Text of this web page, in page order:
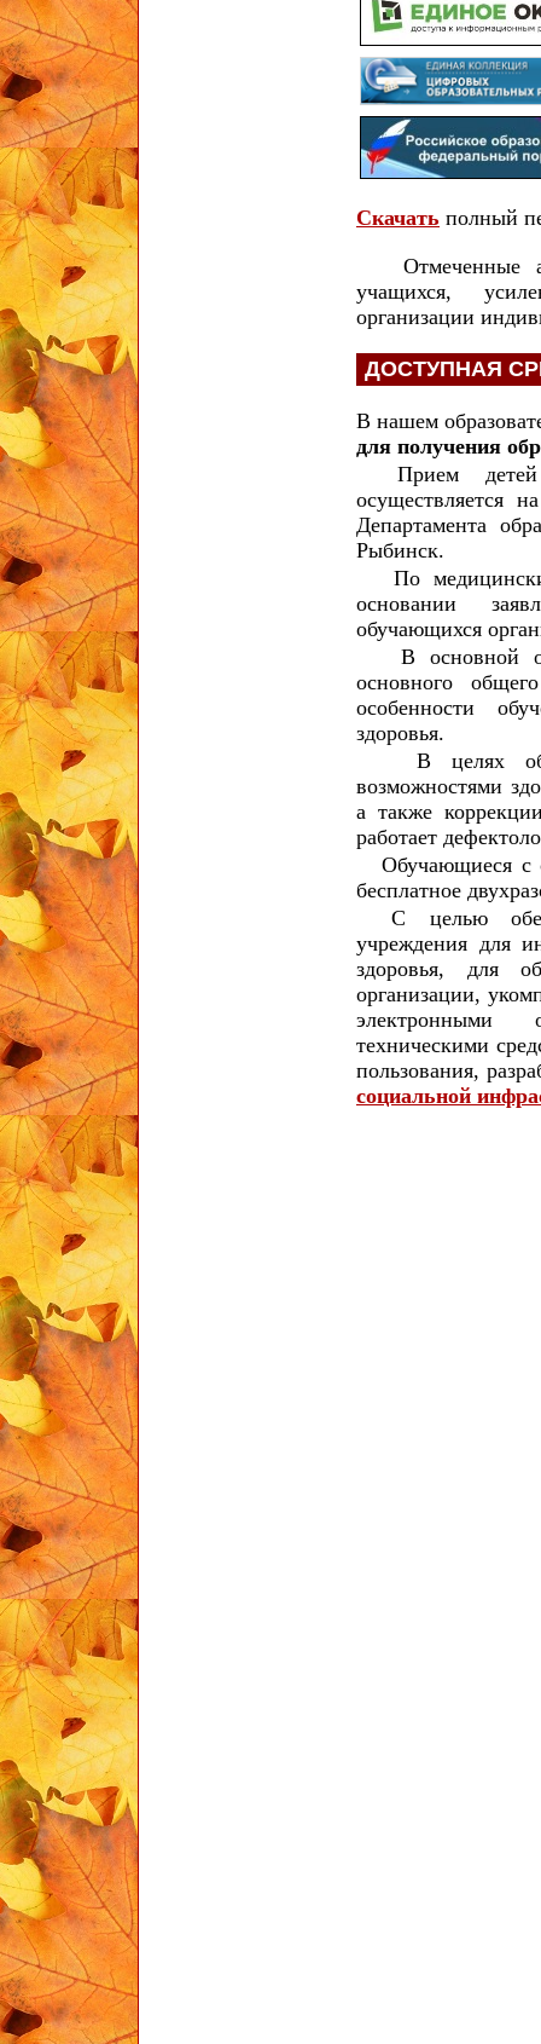
Скачать полный
Отмеченные
учащихся,
организации
ДОСТУПНАЯ
В нашем
для получения
Прием детей
осуществляется
Департамента
Рыбинск.
По
основании
обучающихся
В основной
основного
особенности
здоровья.
В целях
возможностями
а также
работает
Обучающиеся с
бесплатное
С целью
учреждения для
здоровья, для
организации,
электронными
техническими
пользования,
социальной